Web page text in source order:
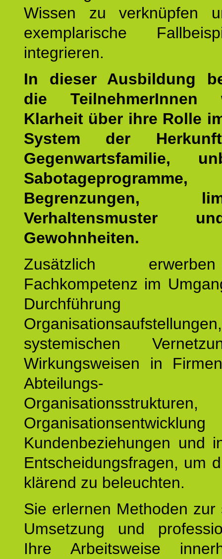
Wissen zu verknüpfen
exemplarische
integrieren.
In dieser Ausbildung
die TeilnehmerInnen
Klarheit über ihre Rolle
System der
Gegenwartsfamilie,
Begrenzungen,
Verhaltensmuster
Gewohnheiten.
Zusätzlich
Fachkompetenz im
systemischen
Wirkungsweisen in
Abteilungs-
Kundenbeziehungen und
Entscheidungsfragen, um
klärend zu beleuchten.
Sie erlernen Methoden zur
Umsetzung und
Ihre Arbeitsweise